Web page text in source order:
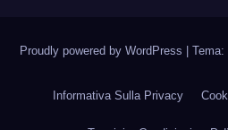
Proudly powered by WordPress Tema:
Informativa Sulla Privacy